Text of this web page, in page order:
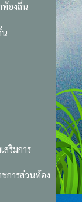
ท้องถิ่น
น
สริมการ
การส่วนท้อง